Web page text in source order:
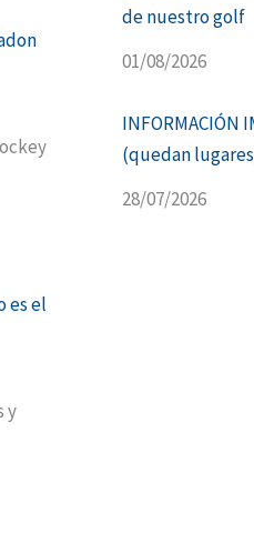
es el
y
de nuestro golf
01/08/2026
INFORMACIÓN
(quedan
28/07/2026